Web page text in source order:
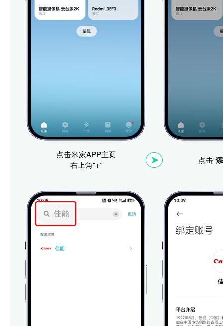
点击米家APP主页
右上角“+”
点击“